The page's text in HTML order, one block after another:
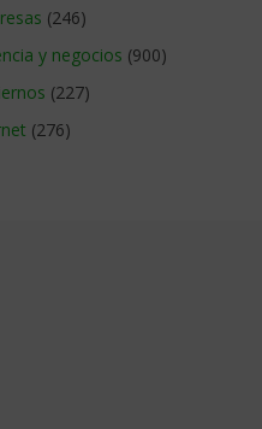
(246)
y negocios (900)
(227)
(276)